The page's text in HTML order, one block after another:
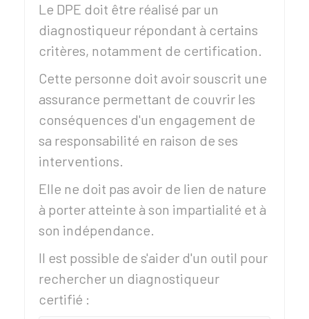
Le DPE doit être réalisé par un
diagnostiqueur répondant à certains
critères, notamment de certification.
Cette personne doit avoir souscrit une
assurance permettant de couvrir les
conséquences d'un engagement de
sa responsabilité en raison de ses
interventions.
Elle ne doit pas avoir de lien de nature
à porter atteinte à son impartialité et à
son indépendance.
Il est possible de s'aider d'un outil pour
rechercher un diagnostiqueur
certifié :